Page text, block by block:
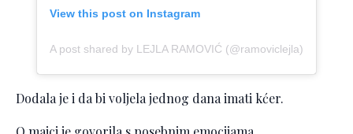
View this post on Instagram
A post shared by LEJLA RAMOVIĆ (@ramoviclejla)
Dodala je i da bi voljela jednog dana imati kćer.